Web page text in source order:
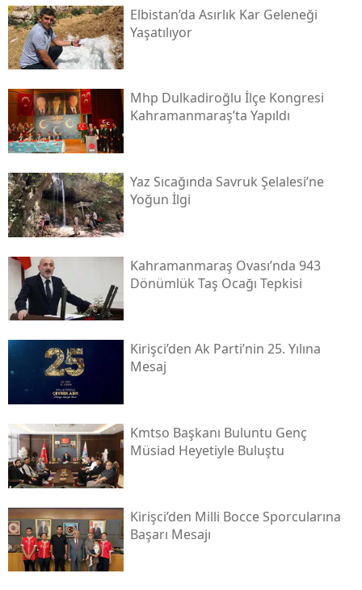
Elbistan’da Asırlık Kar Geleneği
Yaşatılıyor
Mhp Dulkadiroğlu İlçe Kongresi
Kahramanmaraş’ta Yapıldı
Yaz Sıcağında Savruk Şelalesi’ne
Yoğun İlgi
Kahramanmaraş Ovası’nda 943
Dönümlük Taş Ocağı Tepkisi
Kirişci’den Ak Parti’nin 25. Yılına
Mesaj
Kmtso Başkanı Buluntu Genç
Müsi̇ad Heyetiyle Buluştu
Kirişci’den Milli Bocce Sporcularına
Başarı Mesajı